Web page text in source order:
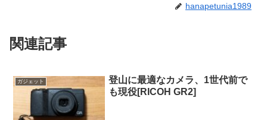
hanapetunia1989
関連記事
ガジェット
登山に最適なカメラ、1世代前で
も現役[RICOH GR2]